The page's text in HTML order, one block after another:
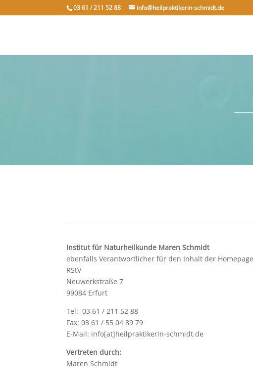
03 61 / 211 52 88 info@heilpraktikerin-schmidt.de
Institut für Naturheilkunde Maren Schmidt
ebenfalls Verantwortlicher für den Inhalt der
RStV
Neuwerkstraße 7
99084 Erfurt
Tel: 03 61 / 211 52 88
Fax: 03 61 / 55 04 89 79
E-Mail: info[at]heilpraktikerin-schmidt.de
Vertreten durch:
Maren Schmidt